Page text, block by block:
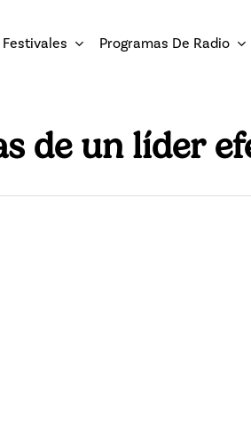
Festivales Programas De Radio
de un líder